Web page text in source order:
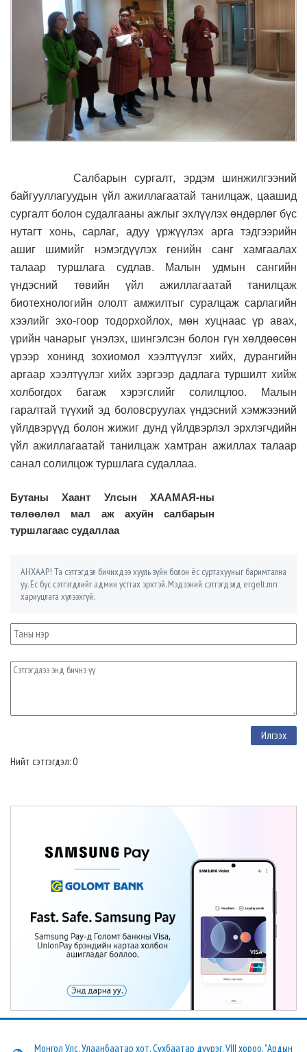
Салбарын сургалт, эрдэм шинжилгээний
байгууллагуудын үйл ажиллагаатай танилцаж, цаашид
сургалт болон судалгааны ажлыг эхлүүлэх өндөрлөг бүс
нутагт хонь, сарлаг, адуу үржүүлэх арга тэдгээрийн
ашиг шимийг нэмэгдүүлэх генийн санг хамгаалах
талаар туршлага судлав. Малын удмын сангийн
үндэсний төвийн үйл ажиллагаатай танилцаж
биотехнологийн ололт амжилтыг суралцаж сарлагийн
хээлийг эхо-гоор тодорхойлох, мөн хуцнаас үр авах,
үрийн чанарыг үнэлэх, шингэлсэн болон гүн хөлдөөсөн
үрээр хонинд зохиомол хээлтүүлэг хийх, дурангийн
аргаар хээлтүүлэг хийх зэргээр дадлага туршилт хийж
холбогдох багаж хэрэгслийг солилцлоо. Малын
гаралтай түүхий эд боловсруулах үндэсний хэмжээний
үйлдвэрүүд болон жижиг дунд үйлдвэрлэл эрхлэгчдийн
үйл ажиллагаатай танилцаж хамтран ажиллах талаар
санал солилцож туршлага судаллаа.
Бутаны Хаант Улсын ХААМАЯ-ны
төлөөлөл мал аж ахуйн салбарын
туршлагаас судаллаа
АНХААР! Та сэтгэгдэл бичихдээ хууль зүйн болон ёс суртахууныг баримтална
уу. Ёс бус сэтгэгдлийг админ устгах эрхтэй. Мэдээний сэтгэгдэлд ergelt.mn
хариуцлага хүлээхгүй.
Нийт сэтгэгдэл: 0
Монгол Улс, Улаанбаатар хот, Сүхбаатар дүүрэг, VIII хороо, "Ардын